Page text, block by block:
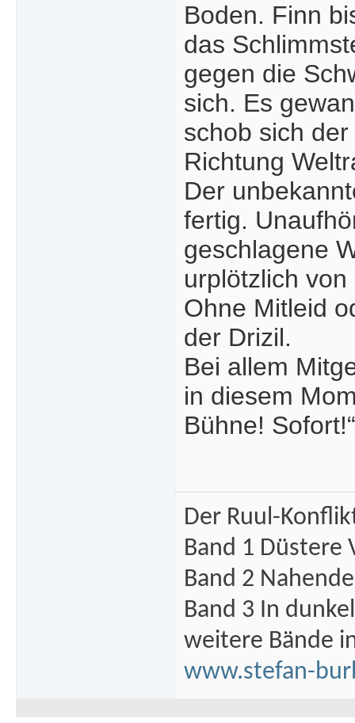
Boden. Finn
das
gegen die
sich. Es
schob sich
Richtung
Der
fertig.
geschlagene
urplötzlich
Ohne Mitleid
der Drizil.
Bei allem
in diesem
Bühne! Sofort!“
Der Ruul-
Band 1 Düstere
Band 2
Band 3 In
weitere Bände
www.stefan-